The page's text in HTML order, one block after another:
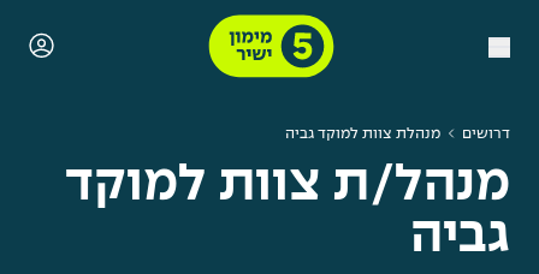
דרושים מנהלת צוות למוקד גביה
מנהל/ת צוות למוקד
גביה